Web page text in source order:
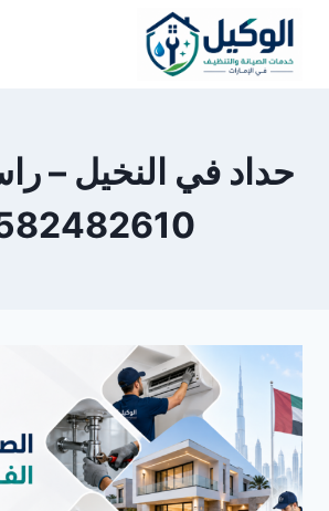
التجاوز
المحتوى
حداد في النخيل –